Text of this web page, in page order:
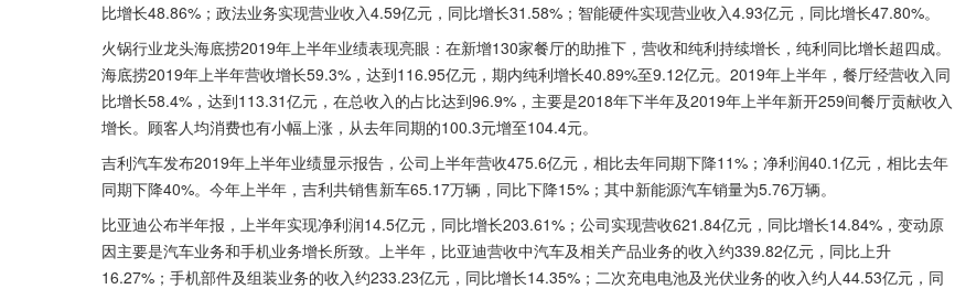
比增长48.86%；政法业务实现营业收入4.59亿元，同比增长31.58%；智能硬件实现营业收入4.93亿元，同比增长47.80%。
火锅行业龙头海底捞2019年上半年业绩表现亮眼：在新增130家餐厅的助推下，营收和纯利持续增长，纯利同比增长超四成。
海底捞2019年上半年营收增长59.3%，达到116.95亿元，期内纯利增长40.89%至9.12亿元。2019年上半年，餐厅经营收入同
比增长58.4%，达到113.31亿元，在总收入的占比达到96.9%，主要是2018年下半年及2019年上半年新开259间餐厅贡献收入
增长。顾客人均消费也有小幅上涨，从去年同期的100.3元增至104.4元。
吉利汽车发布2019年上半年业绩显示报告，公司上半年营收475.6亿元，相比去年同期下降11%；净利润40.1亿元，相比去年
同期下降40%。今年上半年，吉利共销售新车65.17万辆，同比下降15%；其中新能源汽车销量为5.76万辆。
比亚迪公布半年报，上半年实现净利润14.5亿元，同比增长203.61%；公司实现营收621.84亿元，同比增长14.84%，变动原
因主要是汽车业务和手机业务增长所致。上半年，比亚迪营收中汽车及相关产品业务的收入约339.82亿元，同比上升
16.27%；手机部件及组装业务的收入约233.23亿元，同比增长14.35%；二次充电电池及光伏业务的收入约人44.53亿元，同